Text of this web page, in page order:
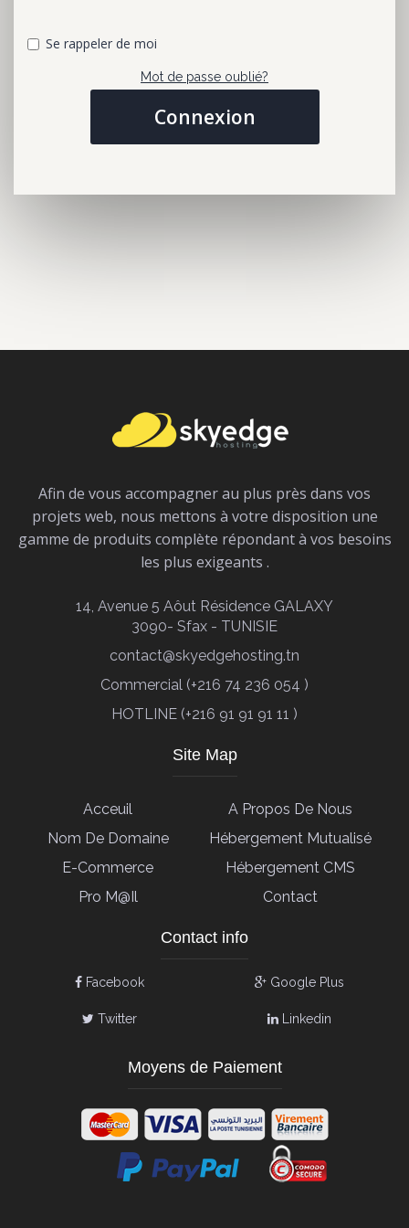
Se rappeler de moi
Mot de passe oublié?
Afin de vous accompagner au plus près dans vos
projets web, nous mettons à votre disposition une
gamme de produits complète répondant à vos besoins
les plus exigeants .
14, Avenue 5 Aôut Résidence GALAXY
3090- Sfax - TUNISIE
contact@skyedgehosting.tn
Commercial (+216 74 236 054 )
HOTLINE (+216 91 91 91 11 )
Site Map
Acceuil
A Propos De Nous
Nom De Domaine
Hébergement Mutualisé
E-Commerce
Hébergement CMS
Pro M@il
Contact
Contact info
Facebook Google Plus
Twitter Linkedin
Moyens de Paiement